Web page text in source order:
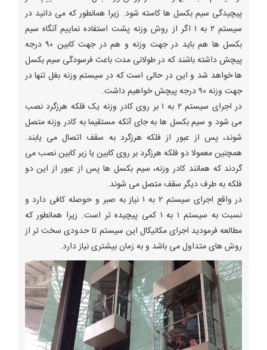
پیچیدگی سیم بکسل ها کاسته شود. زیرا همانطور که می دانید در
سیستم ۲ به ۱ اگر از روش وزنه پشت استفاده نماییم آنگاه سیم
بکسل ها هم باید در جهت وزنه و هم در جهت کابین ۹۰ درجه
پیچش داشته باشند که در طولانی مدت باعث فرسودگی سیم بکسل
ها خواهد شد و این در حالی است که در سیستم وزنه بغل تنها در
جهت وزنه ۹۰ درجه پیچش خواهیم داشت.
در اجرای سیستم ۲ به ۱ بر روی کادر وزنه یک فلکه هرزگرد نصب
می شود و سیم بکسل ها به جای آنکه مستقیما به کادر وزنه متصل
شوند، پس از عبور از فلکه هرزگرد به سقف اتصال می یابند.
همچنین معمولا دو فلکه هرزگرد بر روی کابین یا زیر کابین نصب می
گردند که همانند کادر وزنه، سیم بکسل ها پس از عبور از این دو
فلکه به طرف دیگر سقف متصل می شوند.
در واقع اجرای سیستم ۲ به ۱ نیاز به صبر و حوصله کافی دارد و
نسبت به سیستم ۱ به ۱ کمی پیچیده تر است. زیرا همانطور که
مطالعه فرمودید اجرای مکانیکال این سیستم تا حدودی سخت تر از
روش های متداول می باشد و به زمان بیشتری نیاز دارد.